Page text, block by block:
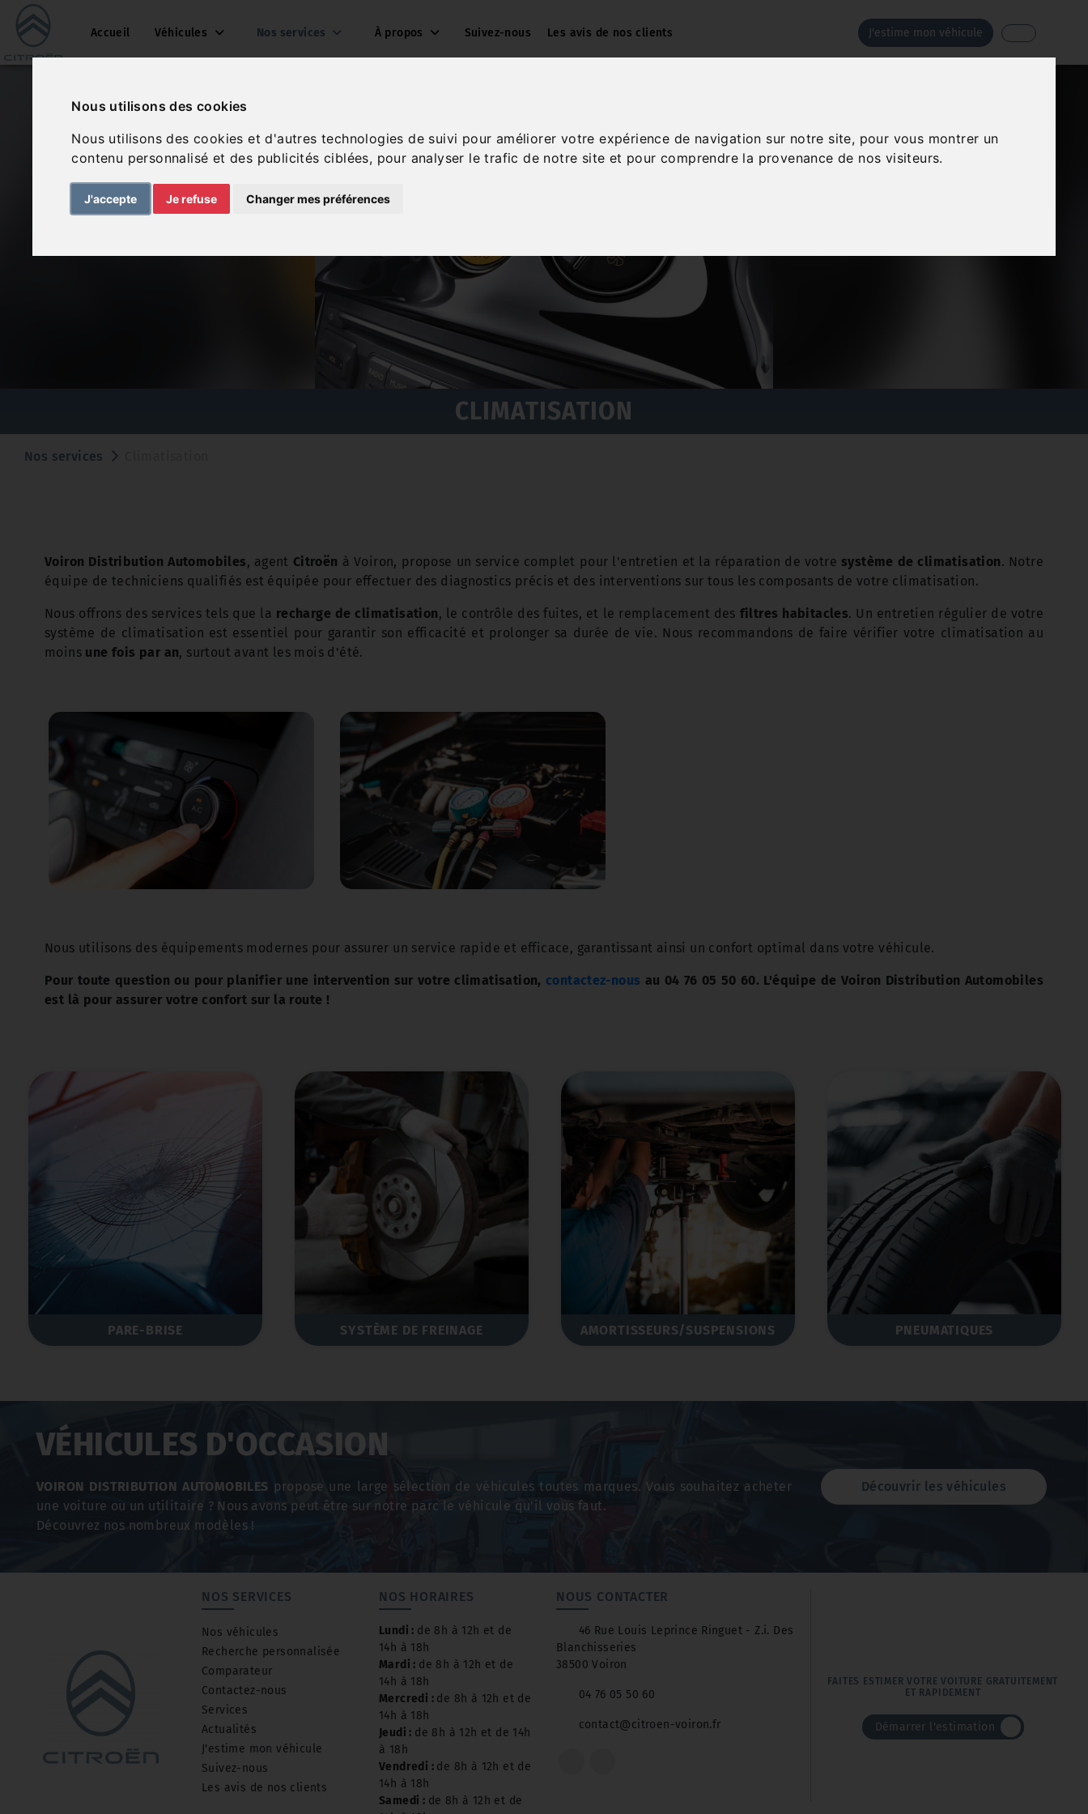
Nous utilisons des cookies
Nous utilisons des cookies et d'autres technologies de suivi pour améliorer votre expérience de navigation sur notre site, pour vous montrer un
contenu personnalisé et des publicités ciblées, pour analyser le trafic de notre site et pour comprendre la provenance de nos visiteurs.
J'accepte Je refuse Changer mes préférences
Accueil Véhicules Nos services À propos Suivez-nous Les avis de nos clients J'estime mon véhicule
CLIMATISATION
Nos services
Voiron Distribution Automobiles, agent Citroën à Voiron, propose un service complet pour l'entretien et la réparation de votre système de climatisation. Notre
équipe de techniciens qualifiés est équipée pour effectuer des diagnostics précis et des interventions sur tous les composants de votre climatisation.
Nous offrons des services tels que la recharge de climatisation, le contrôle des fuites, et le remplacement des filtres habitacles. Un entretien régulier de votre
système de climatisation est essentiel pour garantir son efficacité et prolonger sa durée de vie. Nous recommandons de faire vérifier votre climatisation au
moins une fois par an, surtout avant les mois d'été.
Nous utilisons des équipements modernes pour assurer un service rapide et efficace, garantissant ainsi un confort optimal dans votre véhicule.
Pour toute question ou pour planifier une intervention sur votre climatisation, contactez-nous au 04 76 05 50 60. L'équipe de Voiron Distribution Automobiles
est là pour assurer votre confort sur la route !
PARE-BRISE SYSTÈME DE FREINAGE AMORTISSEURS/SUSPENSIONS PNEUMATIQUES
VÉHICULES D'OCCASION
VOIRON DISTRIBUTION AUTOMOBILES propose une large sélection de véhicules toutes marques. Vous souhaitez acheter
une voiture ou un utilitaire ? Nous avons peut être sur notre parc le véhicule qu'il vous faut.
Découvrez nos nombreux modèles !
Découvrir les véhicules
NOS SERVICES
Nos véhicules
Recherche personnalisée
Comparateur
Contactez-nous
Services
Actualités
J'estime mon véhicule
Suivez-nous
Les avis de nos clients
NOS HORAIRES
Lundi : de 8h à 12h et de
14h à 18h
Mardi : de 8h à 12h et de
14h à 18h
Mercredi : de 8h à 12h et de
14h à 18h
Jeudi : de 8h à 12h et de 14h
à 18h
Vendredi : de 8h à 12h et de
14h à 18h
Samedi : de 8h à 12h et de
NOUS CONTACTER
46 Rue Louis Leprince Ringuet - Z.i. Des
Blanchisseries
38500 Voiron
04 76 05 50 60
contact@citroen-voiron.fr
FAITES ESTIMER VOTRE VOITURE GRATUITEMENT
ET RAPIDEMENT
Démarrer l'estimation